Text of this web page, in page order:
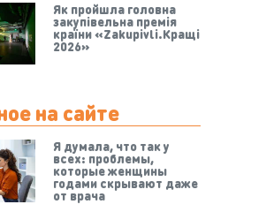
Як пройшла головна
закупівельна премія
країни «Zakupivli.Кращі
2026»
на сайте
Я думала, что так у
всех: проблемы,
которые женщины
годами скрывают даже
от врача